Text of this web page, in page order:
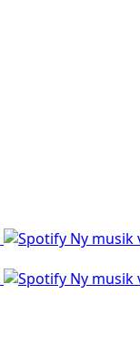
Ny musik
Ny musik